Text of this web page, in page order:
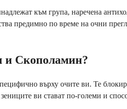
към група, наречена
предимно по време на очни
и Скополамин?
върху очите ви. Те
ви стават по-големи и